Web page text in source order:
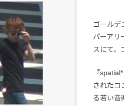
ゴールデ
パーアリ
スにて、
『
されたコ
る若い音